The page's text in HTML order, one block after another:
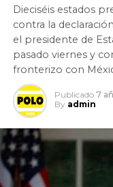
Dieciséis estados
contra la
el presidente de
pasado viernes y
fronterizo con
Publicado 7
By admin